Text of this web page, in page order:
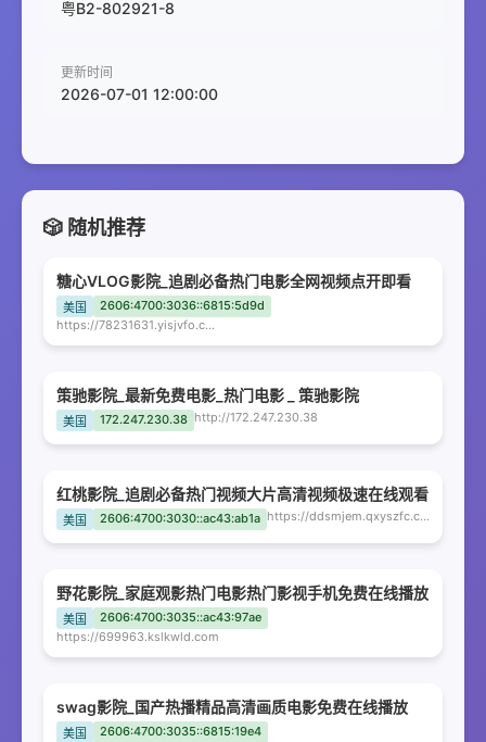
粤B2-802921-8
更新时间
2026-07-01 12:00:00
🎲 随机推荐
糖心VLOG影院_追剧必备热门电影全网视频点开即看
美国
2606:4700:3036::6815:5d9d
https://78231631.yisjvfo.com
策驰影院_最新免费电影_热门电影 _ 策驰影院
美国 172.247.230.38 http://172.247.230.38
红桃影院_追剧必备热门视频大片高清视频极速在线观看
美国 2606:4700:3030::ac43:ab1a https://ddsmjem.qxyszfc.com
野花影院_家庭观影热门电影热门影视手机免费在线播放
美国
2606:4700:3035::ac43:97ae
https://699963.kslkwld.com
swag影院_国产热播精品高清画质电影免费在线播放
美国
2606:4700:3035::6815:19e4